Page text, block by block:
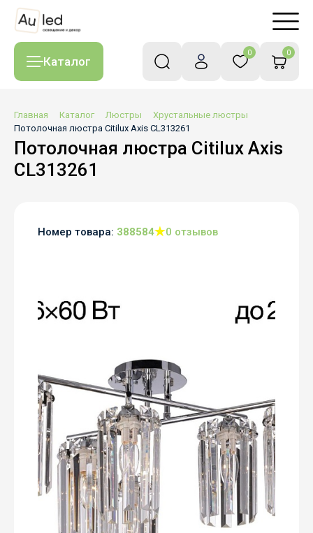
Каталог
0 0
Главная Каталог Люстры
Хрустальные люстры
Потолочная люстра Citilux Axis CL313261
Потолочная люстра Citilux Axis
CL313261
Номер товара: 388584 0 отзывов